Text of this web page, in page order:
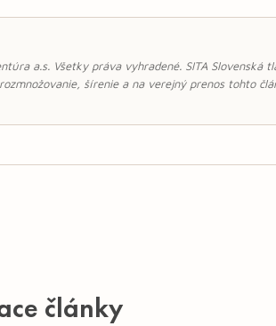
a.s. Všetky práva vyhradené. SITA Slovenská
šírenie a na verejný prenos tohto
články